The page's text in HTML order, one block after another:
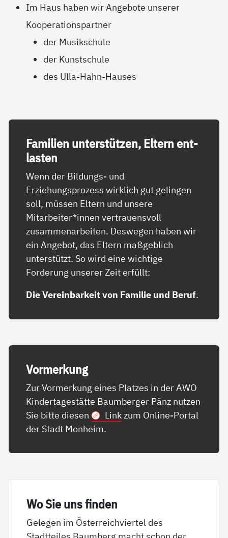
Im Haus haben wir Angebote unserer
Kooperationspartner
der Musikschule
der Kunstschule
des Ulla-Hahn-Hauses
Fa­mi­li­en un­ter­stüt­zen, El­tern ent­
las­ten
Wenn der Bildungs- und
Erziehungsprozess wirklich gut gelingen
soll, müssen Eltern und unsere
Mitarbeiter*innen vertrauensvoll
zusammenarbeiten. Deswegen haben wir
ein Angebot, das Eltern maßgeblich
unterstützt. So wird eine wichtige
Forderung unserer Zeit erfüllt:
Die Vereinbarkeit von Familie und Beruf.
Vor­mer­kung
Zur Vormerkung eines Platzes in der AWO
Kindertagestätte Baumberger Pänz nutzen
Sie bitte diesen
Linkzum Online-Portal
der Stadt Monheim.
Wo Sie uns fin­den
Gelegen im Österreichviertel des